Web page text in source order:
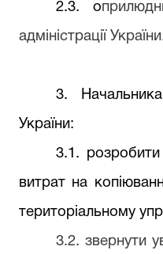
2.3. о
адміністрації
3.
України:
3.1.
витрат на
територіальному
3.2. звернути